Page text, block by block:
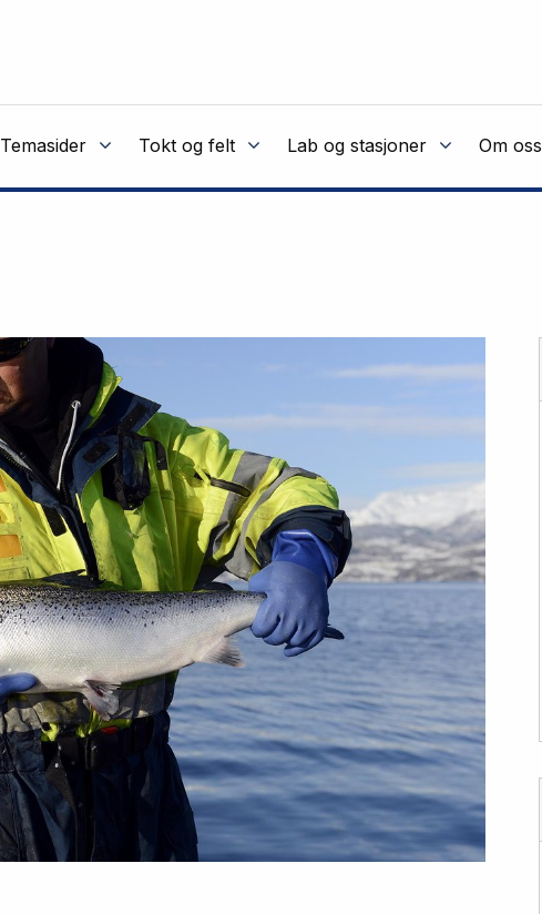
Temasider Tokt og felt Lab og stasjoner Om oss